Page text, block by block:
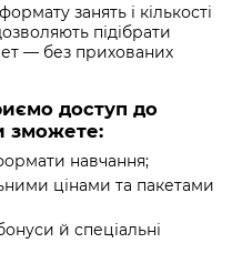
занять і кількості
підібрати
— без прихованих
доступ до
зможете:
навчання;
цінами та пакетами
й спеціальні